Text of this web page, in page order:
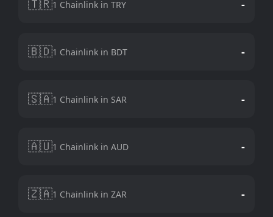
🇹🇷1 Chainlink in TRY -
🇧🇩1 Chainlink in BDT -
🇸🇦1 Chainlink in SAR -
🇦🇺1 Chainlink in AUD -
🇿🇦1 Chainlink in ZAR -